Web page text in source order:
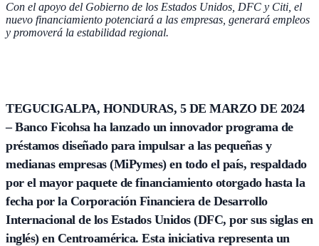
Con el apoyo del Gobierno de los Estados Unidos, DFC y Citi, el
nuevo financiamiento potenciará a las empresas, generará empleos
y promoverá la estabilidad regional.
TEGUCIGALPA, HONDURAS, 5 DE MARZO DE 2024
– Banco Ficohsa ha lanzado un innovador programa de
préstamos diseñado para impulsar a las pequeñas y
medianas empresas (MiPymes) en todo el país, respaldado
por el mayor paquete de financiamiento otorgado hasta la
fecha por la Corporación Financiera de Desarrollo
Internacional de los Estados Unidos (DFC, por sus siglas en
inglés) en Centroamérica. Esta iniciativa representa un